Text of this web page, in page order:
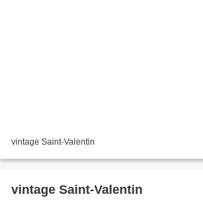
vintage Saint-Valentin
vintage Saint-Valentin